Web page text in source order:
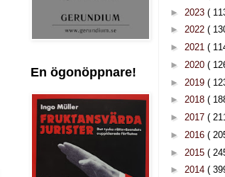
En ögonöppnare!
► 2023 (
► 2022 (
► 2021 (
► 2020 (
► 2019 (
► 2018 (
► 2017 (
► 2016 (
► 2015 (
► 2014 (